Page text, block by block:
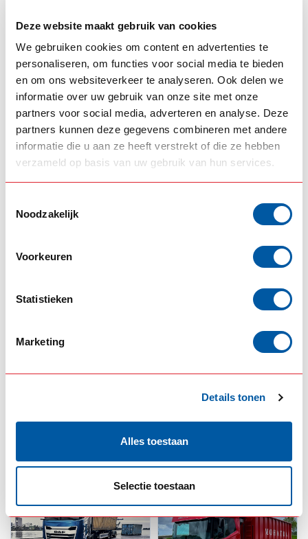
Deze website maakt gebruik van cookies
We gebruiken cookies om content en advertenties te
personaliseren, om functies voor social media te bieden
en om ons websiteverkeer te analyseren. Ook delen we
informatie over uw gebruik van onze site met onze
partners voor social media, adverteren en analyse. Deze
partners kunnen deze gegevens combineren met andere
informatie die u aan ze heeft verstrekt of die ze hebben
verzameld op basis van uw gebruik van hun services.
Noodzakelijk
Voorkeuren
Statistieken
Marketing
Details tonen
Alles toestaan
Selectie toestaan
SOLARGUARD
Solarguard
Sonnenblende DAF
XG+ ohne
Halterungen
495,00 Auf Lager
Produkt ansehen
FOX PARTS
Fox Parts
Sonnenblende DAF
XF / XG 30 cm –
Flach
545,00 Auf Lager
Produkt ansehen
Solarguard
XF / XG ohne
495,00 Auf Lager
XD und XF
495,00 Auf Lager
Produkt ansehen